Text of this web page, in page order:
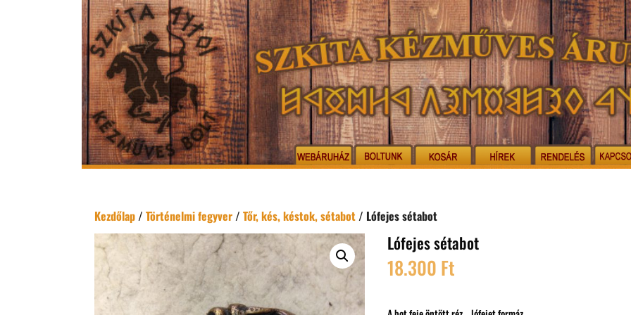
Kezdőlap/Történelmi fegyver/Tőr, kés, késtok, sétabot/ Lófejes sétabot
Lófejes sétabot
18.300 Ft